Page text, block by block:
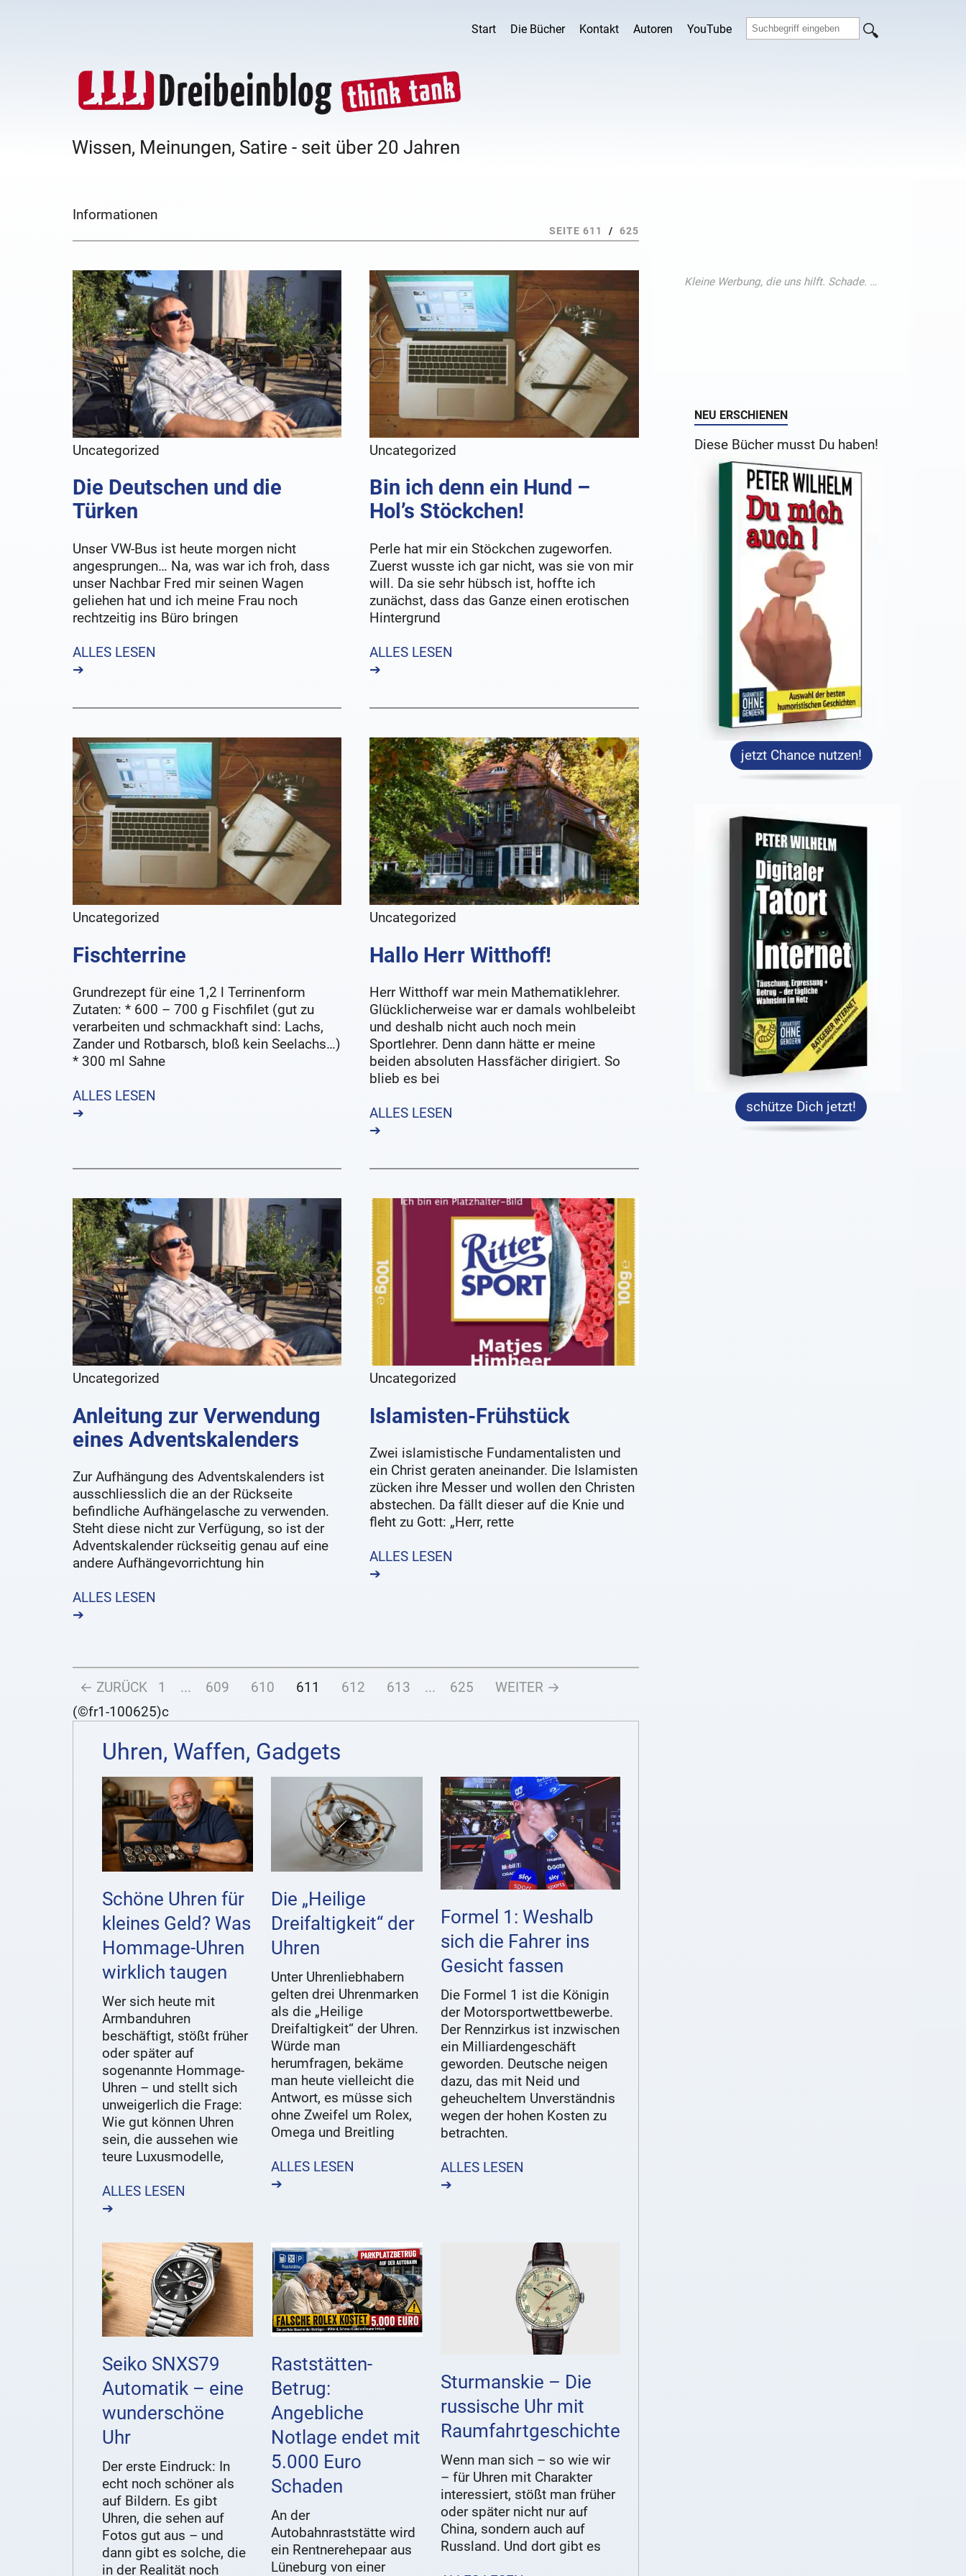
Start Die Bücher Kontakt Autoren YouTube
Wissen, Meinungen, Satire - seit über 20 Jahren
Informationen
SEITE 611 / 625
Uncategorized
Die Deutschen und die
Türken
Unser VW-Bus ist heute morgen nicht
angesprungen… Na, was war ich froh, dass
unser Nachbar Fred mir seinen Wagen
geliehen hat und ich meine Frau noch
rechtzeitig ins Büro bringen
ALLES LESEN
➔
Uncategorized
Bin ich denn ein Hund –
Hol’s Stöckchen!
Perle hat mir ein Stöckchen zugeworfen.
Zuerst wusste ich gar nicht, was sie von mir
will. Da sie sehr hübsch ist, hoffte ich
zunächst, dass das Ganze einen erotischen
Hintergrund
ALLES LESEN
➔
Uncategorized
Fischterrine
Grundrezept für eine 1,2 l Terrinenform
Zutaten: * 600 – 700 g Fischfilet (gut zu
verarbeiten und schmackhaft sind: Lachs,
Zander und Rotbarsch, bloß kein Seelachs…)
* 300 ml Sahne
ALLES LESEN
➔
Uncategorized
Hallo Herr Witthoff!
Herr Witthoff war mein Mathematiklehrer.
Glücklicherweise war er damals wohlbeleibt
und deshalb nicht auch noch mein
Sportlehrer. Denn dann hätte er meine
beiden absoluten Hassfächer dirigiert. So
blieb es bei
ALLES LESEN
➔
Uncategorized
Anleitung zur Verwendung
eines Adventskalenders
Zur Aufhängung des Adventskalenders ist
ausschliesslich die an der Rückseite
befindliche Aufhängelasche zu verwenden.
Steht diese nicht zur Verfügung, so ist der
Adventskalender rückseitig genau auf eine
andere Aufhängevorrichtung hin
ALLES LESEN
➔
Uncategorized
Islamisten-Frühstück
Zwei islamistische Fundamentalisten und
ein Christ geraten aneinander. Die Islamisten
zücken ihre Messer und wollen den Christen
abstechen. Da fällt dieser auf die Knie und
fleht zu Gott: „Herr, rette
ALLES LESEN
➔
← ZURÜCK 1 ... 609 610 611 612 613 ... 625
WEITER →
(©fr1-100625)c
Uhren, Waffen, Gadgets
Schöne Uhren für
kleines Geld? Was
Hommage-Uhren
wirklich taugen
Wer sich heute mit
Armbanduhren
beschäftigt, stößt früher
oder später auf
sogenannte Hommage-
Uhren – und stellt sich
unweigerlich die Frage:
Wie gut können Uhren
sein, die aussehen wie
teure Luxusmodelle,
ALLES LESEN
➔
Die „Heilige
Dreifaltigkeit“ der
Uhren
Unter Uhrenliebhabern
gelten drei Uhrenmarken
als die „Heilige
Dreifaltigkeit“ der Uhren.
Würde man
herumfragen, bekäme
man heute vielleicht die
Antwort, es müsse sich
ohne Zweifel um Rolex,
Omega und Breitling
ALLES LESEN
➔
Formel 1: Weshalb
sich die Fahrer ins
Gesicht fassen
Die Formel 1 ist die Königin
der Motorsportwettbewerbe.
Der Rennzirkus ist inzwischen
ein Milliardengeschäft
geworden. Deutsche neigen
dazu, das mit Neid und
geheucheltem Unverständnis
wegen der hohen Kosten zu
betrachten.
ALLES LESEN
➔
Seiko SNXS79
Automatik – eine
wunderschöne
Uhr
Der erste Eindruck: In
echt noch schöner als
auf Bildern. Es gibt
Uhren, die sehen auf
Fotos gut aus – und
dann gibt es solche, die
in der Realität noch
Raststätten-
Betrug:
Angebliche
Notlage endet mit
5.000 Euro
Schaden
An der
Autobahnraststätte wird
ein Rentnerehepaar aus
Lüneburg von einer
Sturmanskie – Die
russische Uhr mit
Raumfahrtgeschichte
Wenn man sich – so wie wir
– für Uhren mit Charakter
interessiert, stößt man früher
oder später nicht nur auf
China, sondern auch auf
Russland. Und dort gibt es
NEU ERSCHIENEN
Diese Bücher musst Du haben!
jetzt Chance nutzen!
schütze Dich jetzt!